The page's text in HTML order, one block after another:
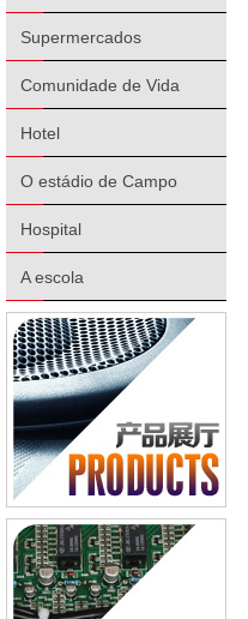
Supermercados
Comunidade de Vida
Hotel
O estádio de Campo
Hospital
A escola